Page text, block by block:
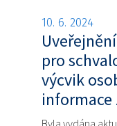
10. 6. 2024
pro
výcvik
informace